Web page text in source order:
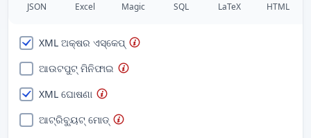
JSON Excel Magic SQL LaTeX HTML
XML ଅକ୍ଷର ଏସ୍କେପ୍
ଆଉଟପୁଟ୍ ମିନିଫାଇ
XML ଘୋଷଣା
ଆଟ୍ରିବ୍ୟୁଟ୍ ମୋଡ୍